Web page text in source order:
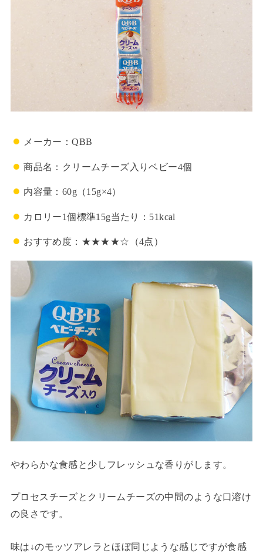
メーカー：QBB
商品名：クリームチーズ入りベビー4個
内容量：60g（15g×4）
カロリー1個標準15g当たり：51kcal
おすすめ度：★★★★☆（4点）
やわらかな食感と少しフレッシュな香りがします。
プロセスチーズとクリームチーズの中間のような口溶け
の良さです。
味は↓のモッツアレラとほぼ同じような感じですが食感